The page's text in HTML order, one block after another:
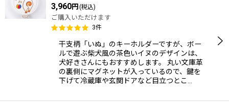
3,960円 (税込)
ご購入いただけます
3件
干支柄「いぬ」のキーホルダーですが、ボー
ルで遊ぶ柴犬風の茶色いイヌのデザインは、
犬好きさんにもおすすめします。 丸い文庫革
の裏側にマグネットが入っているので、鍵を
下げて冷蔵庫や玄関ドアなど目立つとこ…